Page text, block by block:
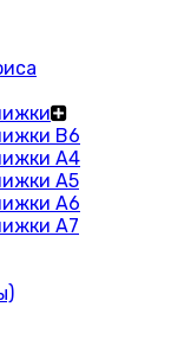
В6
A4
А5
А6
А7